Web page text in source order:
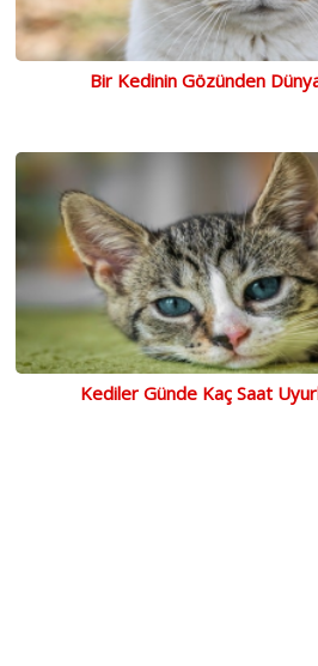
Bir Kedinin Gözünden
Kediler Günde Kaç Saat